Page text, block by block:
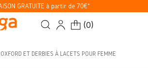
GRATUITE à partir de 70€*
(0)
ET DERBIES À LACETS POUR FEMME